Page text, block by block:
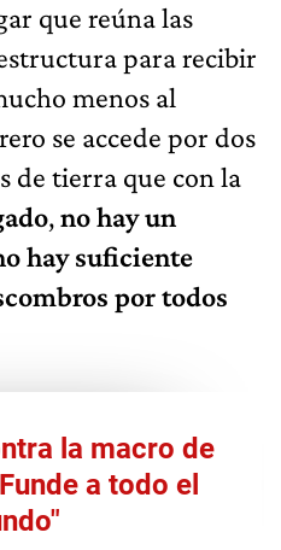
que reúna las
para recibir
menos al
se accede por dos
de tierra que con la
,no hay un
hay suficiente
por todos
la macro de
a todo el